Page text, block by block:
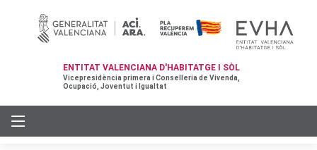
ENTITAT VALENCIANA D'HABITATGE I SÒL
Vicepresidència primera i Conselleria de Vivenda,
Ocupació, Joventut i Igualtat